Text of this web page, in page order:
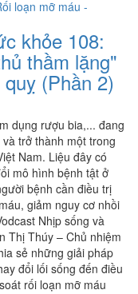
khỏe 108:
thầm lặng"
(Phần 2)
dụng rượu bia,... đang
trở thành một trong
Nam. Liệu đây có
mô hình bệnh tật ở
bệnh cần điều trị
giảm nguy cơ nhồi
Nhịp sống và
Thị Thúy – Chủ nhiệm
sẻ những giải pháp
đổi lối sống đến điều
rối loạn mỡ máu